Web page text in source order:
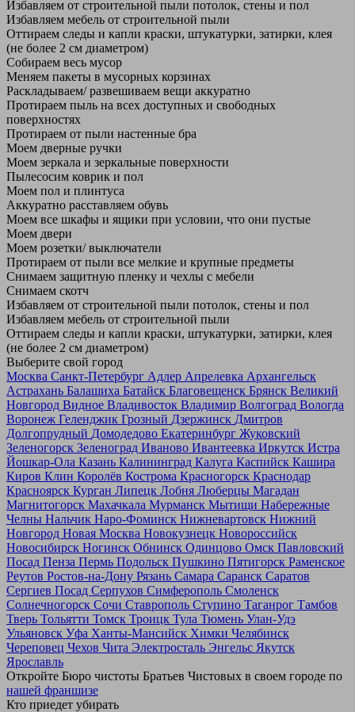
Избавляем от строительной пыли потолок, стены и пол
Избавляем мебель от строительной пыли
Оттираем следы и капли краски, штукатурки, затирки, клея
(не более 2 см диаметром)
Собираем весь мусор
Меняем пакеты в мусорных корзинах
Раскладываем/ развешиваем вещи аккуратно
Протираем пыль на всех доступных и свободных
поверхностях
Протираем от пыли настенные бра
Моем дверные ручки
Моем зеркала и зеркальные поверхности
Пылесосим коврик и пол
Моем пол и плинтуса
Аккуратно расставляем обувь
Моем все шкафы и ящики при условии, что они пустые
Моем двери
Моем розетки/ выключатели
Протираем от пыли все мелкие и крупные предметы
Снимаем защитную пленку и чехлы с мебели
Снимаем скотч
Избавляем от строительной пыли потолок, стены и пол
Избавляем мебель от строительной пыли
Оттираем следы и капли краски, штукатурки, затирки, клея
(не более 2 см диаметром)
Выберите свой город
Москва Санкт-Петербург Адлер Апрелевка Архангельск
Астрахань Балашиха Батайск Благовещенск Брянск Великий
Новгород Видное Владивосток Владимир Волгоград Вологда
Воронеж Геленджик Грозный Дзержинск Дмитров
Долгопрудный Домодедово Екатеринбург Жуковский
Зеленогорск Зеленоград Иваново Ивантеевка Иркутск Истра
Йошкар-Ола Казань Калининград Калуга Каспийск Кашира
Киров Клин Королёв Кострома Красногорск Краснодар
Красноярск Курган Липецк Лобня Люберцы Магадан
Магнитогорск Махачкала Мурманск Мытищи Набережные
Челны Нальчик Наро-Фоминск Нижневартовск Нижний
Новгород Новая Москва Новокузнецк Новороссийск
Новосибирск Ногинск Обнинск Одинцово Омск Павловский
Посад Пенза Пермь Подольск Пушкино Пятигорск Раменское
Реутов Ростов-на-Дону Рязань Самара Саранск Саратов
Сергиев Посад Серпухов Симферополь Смоленск
Солнечногорск Сочи Ставрополь Ступино Таганрог Тамбов
Тверь Тольятти Томск Троицк Тула Тюмень Улан-Удэ
Ульяновск Уфа Ханты-Мансийск Химки Челябинск
Череповец Чехов Чита Электросталь Энгельс Якутск
Ярославль
Откройте Бюро чистоты Братьев Чистовых в своем городе по
нашей франшизе
Кто приедет убирать